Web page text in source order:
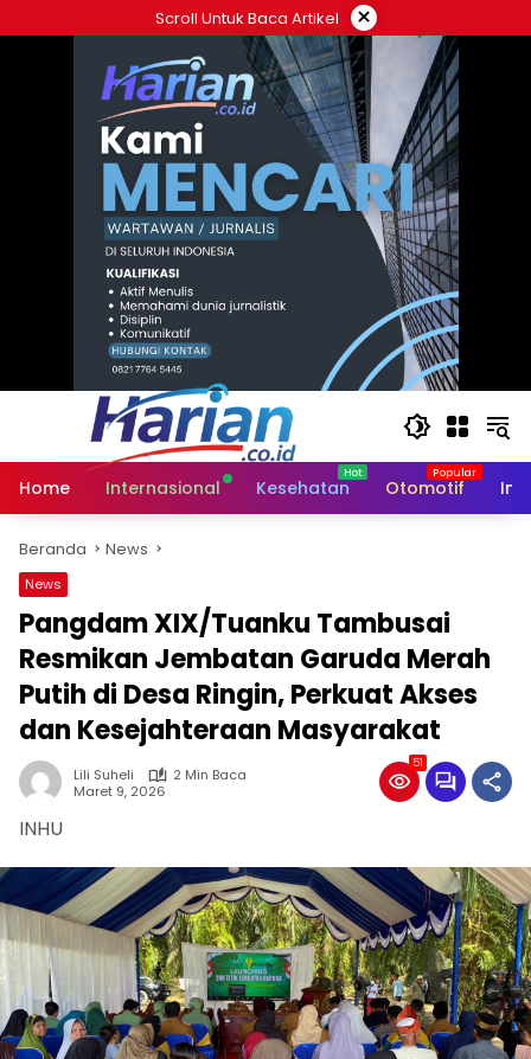
ke
Scroll Untuk Baca Artikel ×
Home Internasional Kesehatan Otomotif
Beranda News
News
Pangdam XIX/Tuanku Tambusai
Resmikan Jembatan Garuda Merah
Putih di Desa Ringin, Perkuat Akses
dan Kesejahteraan Masyarakat
Lili Suheli
2 Min Baca
Maret 9, 2026
51
INHU